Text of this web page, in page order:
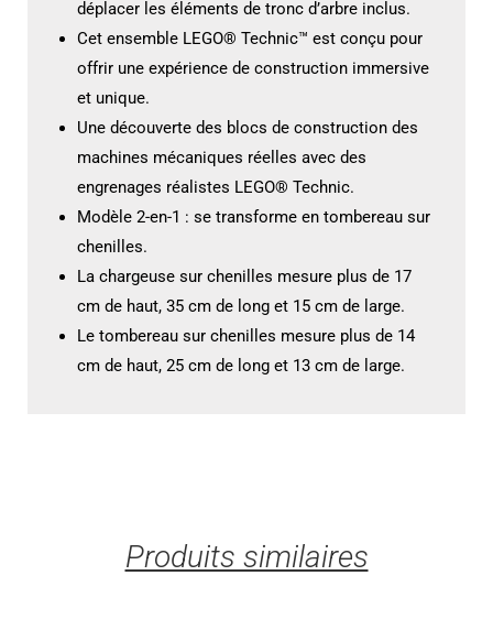
déplacer les éléments de tronc d’arbre inclus.
Cet ensemble LEGO® Technic™ est conçu pour
offrir une expérience de construction immersive
et unique.
Une découverte des blocs de construction des
machines mécaniques réelles avec des
engrenages réalistes LEGO® Technic.
Modèle 2-en-1 : se transforme en tombereau sur
chenilles.
La chargeuse sur chenilles mesure plus de 17
cm de haut, 35 cm de long et 15 cm de large.
Le tombereau sur chenilles mesure plus de 14
cm de haut, 25 cm de long et 13 cm de large.
Produits similaires